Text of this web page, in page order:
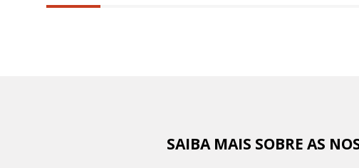
6.25%
SAIBA MAIS SOBRE AS